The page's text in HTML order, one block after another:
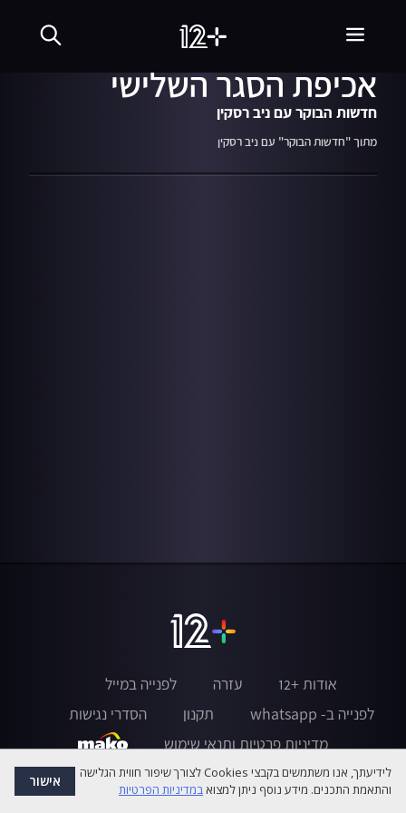
סגן ניצב רועי ולדמן על
אכיפת הסגר השלישי
חדשות הבוקר עם ניב רסקין
מתוך "חדשות הבוקר" עם ניב רסקין
אודות +12 עזרה
לפנייה במייל
לפנייה ב- whatsapp
תקנון
הסדרי נגישות
מדיניות פרטיות ותנאי שימוש
לידיעתך, אנו משתמשים בקבצי Cookies לצורך שיפור חווית הגלישה
והתאמת התכנים. מידע נוסף ניתן למצואבמדיניות הפרטיות אישור